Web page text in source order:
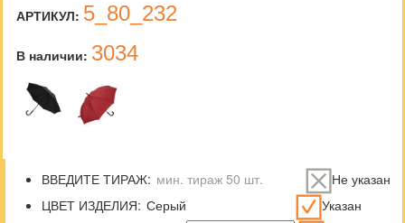
АРТИКУЛ: 5_80_232
В наличии: 3034
ВВЕДИТЕ ТИРАЖ:
Не указан
ЦВЕТ ИЗДЕЛИЯ:
Указан